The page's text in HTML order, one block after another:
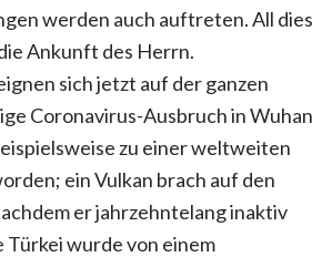
werden auch auftreten. All dies
Ankunft des Herrn.
sich jetzt auf der ganzen
Coronavirus-Ausbruch in Wuhan
zu einer weltweiten
ein Vulkan brach auf den
er jahrzehntelang inaktiv
Türkei wurde von einem